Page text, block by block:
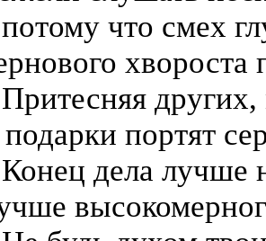
потому что смех
хвороста
Притесняя
портят
Конец дела лучше